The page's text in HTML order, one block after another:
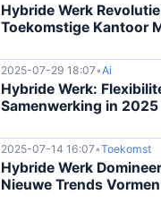
Hybride Werk
Toekomstige Kantoor
2025-07-29 18:07•Ai
Hybride Werk:
Samenwerking in 2025
2025-07-14 16:07•Toekomst
Hybride Werk
Nieuwe Trends Vormen